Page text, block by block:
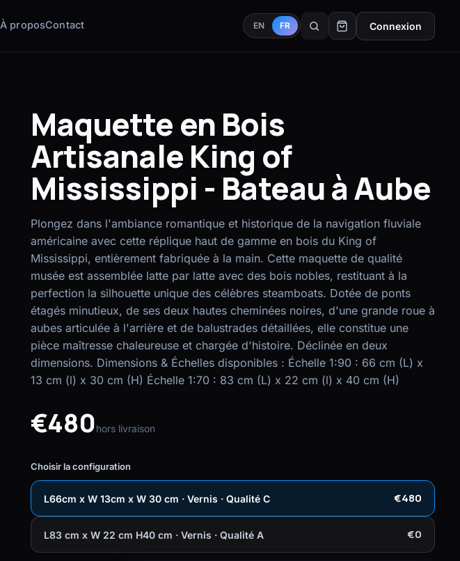
À proposContact EN FR Connexion
Maquette en Bois
Artisanale King of
Mississippi - Bateau à Aube
Plongez dans l'ambiance romantique et historique de la navigation fluviale
américaine avec cette réplique haut de gamme en bois du King of
Mississippi, entièrement fabriquée à la main. Cette maquette de qualité
musée est assemblée latte par latte avec des bois nobles, restituant à la
perfection la silhouette unique des célèbres steamboats. Dotée de ponts
étagés minutieux, de ses deux hautes cheminées noires, d'une grande roue à
aubes articulée à l'arrière et de balustrades détaillées, elle constitue une
pièce maîtresse chaleureuse et chargée d'histoire. Déclinée en deux
dimensions. Dimensions & Échelles disponibles : Échelle 1:90 : 66 cm (L) x
13 cm (l) x 30 cm (H) Échelle 1:70 : 83 cm (L) x 22 cm (l) x 40 cm (H)
€480hors livraison
Choisir la configuration
L66cm x W 13cm x W 30 cm · Vernis · Qualité C €480
L83 cm x W 22 cm H40 cm · Vernis · Qualité A €0